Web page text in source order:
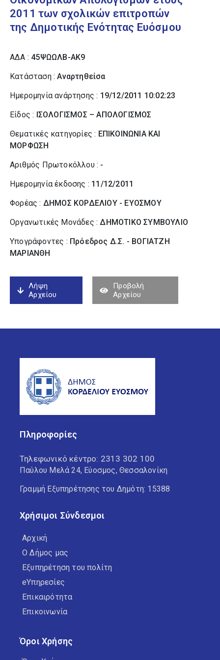
2011 των σχολικών επιτροπών
της Δημοτικής Ενότητας Ευόσμου
ΑΔΑ : 45ΨΩΩΛΒ-ΑΚ9
Κατάσταση :Αναρτηθείσα
Ημερομηνία ανάρτησης : 19/12/2011 10:02:23
Είδος : ΙΣΟΛΟΓΙΣΜΟΣ – ΑΠΟΛΟΓΙΣΜΟΣ
Θεματικές κατηγορίες : ΕΠΙΚΟΙΝΩΝΙΑ ΚΑΙ
ΜΟΡΦΩΣΗ
Αριθμός Πρωτοκόλλου : -
Ημερομηνία έκδοσης : 11/12/2011
Φορέας : ΔΗΜΟΣ ΚΟΡΔΕΛΙΟΥ - ΕΥΟΣΜΟΥ
Οργανωτικές Μονάδες :ΔΗΜΟΤΙΚΟ ΣΥΜΒΟΥΛΙΟ
Υπογράφοντες : Πρόεδρος Δ.Σ. - ΒΟΓΙΑΤΖΗ
ΜΑΡΙΑΝΘΗ
Λήψη
Αρχείου
Προβολή
Αρχείου
Πληροφορίες
Τηλεφωνικό κέντρο: 2313 302 100
Παύλου Μελά 24, Εύοσμος, Θεσσαλονίκη
Γραμμή Εξυπηρέτησης του Δημότη: 15388
Χρήσιμοι Σύνδεσμοι
Αρχική
Ο Δήμος μας
Εξυπηρέτηση του πολίτη
eΥπηρεσίες
Επικαιρότητα
Επικοινωνία
Όροι Χρήσης